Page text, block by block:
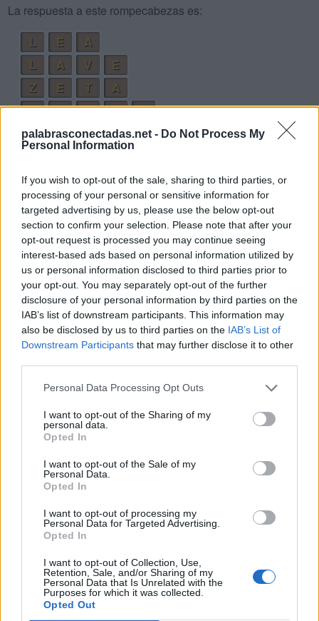
palabrasconectadas.net - Do Not Process My
Personal Information
If you wish to opt-out of the sale, sharing to third parties, or
processing of your personal or sensitive information for
targeted advertising by us, please use the below opt-out
section to confirm your selection. Please note that after your
opt-out request is processed you may continue seeing
interest-based ads based on personal information utilized by
us or personal information disclosed to third parties prior to
your opt-out. You may separately opt-out of the further
disclosure of your personal information by third parties on the
IAB’s list of downstream participants. This information may
also be disclosed by us to third parties on the IAB’s List of
Downstream Participants that may further disclose it to other
Personal Data Processing Opt Outs
I want to opt-out of the Sharing of my
personal data.
Opted In
I want to opt-out of the Sale of my
Personal Data.
Opted In
I want to opt-out of processing my
Personal Data for Targeted Advertising.
Opted In
I want to opt-out of Collection, Use,
Retention, Sale, and/or Sharing of my
Personal Data that Is Unrelated with the
Purposes for which it was collected.
Opted Out
La respuesta a este rompecabezas es:
L
E
A
L
A V
E
Z
E T
A
V
A L E
T
T
A L V E
Z
V
E
A
T
A
L
T
E
Z
V
A
L
V
E T
A
V
A L
E
V
E L
A
E L
A
A T E
BUSCAR MÁS
Por favor seleccione los niveles:
Palabras Conectadas Respuesta de nivel 25873